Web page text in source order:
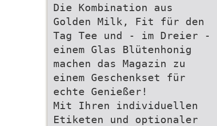
Die Kombination aus
Golden Milk, Fit für den
Tag Tee und - im Dreier -
einem Glas Blütenhonig
machen das Magazin zu
einem Geschenkset für
echte Genießer!
Mit Ihren individuellen
Etiketen und optionaler